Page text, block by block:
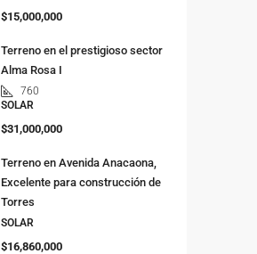
$15,000,000
Terreno en el prestigioso sector
Alma Rosa I
760
SOLAR
$31,000,000
Terreno en Avenida Anacaona,
Excelente para construcción de
Torres
SOLAR
$16,860,000